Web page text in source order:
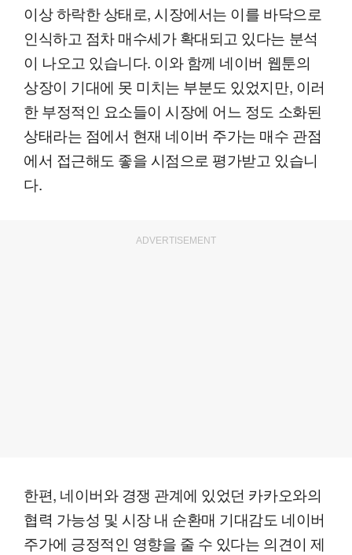
이상 하락한 상태로, 시장에서는 이를 바닥으로
인식하고 점차 매수세가 확대되고 있다는 분석
이 나오고 있습니다. 이와 함께 네이버 웹툰의
상장이 기대에 못 미치는 부분도 있었지만, 이러
한 부정적인 요소들이 시장에 어느 정도 소화된
상태라는 점에서 현재 네이버 주가는 매수 관점
에서 접근해도 좋을 시점으로 평가받고 있습니
다.
ADVERTISEMENT
한편, 네이버와 경쟁 관계에 있었던 카카오와의
협력 가능성 및 시장 내 순환매 기대감도 네이버
주가에 긍정적인 영향을 줄 수 있다는 의견이 제